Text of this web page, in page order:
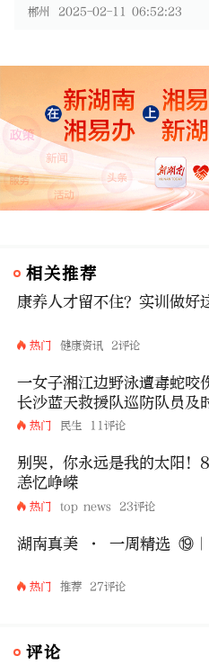
郴州 2025-02-11 06:52:23
相关推荐
康养人才留不住？实训做好
热门 健康资讯 2评论
一女子湘江边野泳遭毒蛇咬
长沙蓝天救援队巡防队员及
热门 民生 11评论
别哭，你永远是我的太阳！
恙忆峥嵘
热门 top news 23评论
湖南真美 · 一周精选 ⑲｜
热门 推荐 27评论
评论